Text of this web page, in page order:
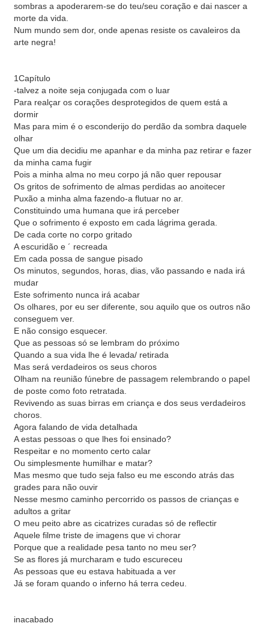
sombras a apoderarem-se do teu/seu coração e dai nascer a
morte da vida.
Num mundo sem dor, onde apenas resiste os cavaleiros da
arte negra!
1Capítulo
-talvez a noite seja conjugada com o luar
Para realçar os corações desprotegidos de quem está a
dormir
Mas para mim é o esconderijo do perdão da sombra daquele
olhar
Que um dia decidiu me apanhar e da minha paz retirar e fazer
da minha cama fugir
Pois a minha alma no meu corpo já não quer repousar
Os gritos de sofrimento de almas perdidas ao anoitecer
Puxão a minha alma fazendo-a flutuar no ar.
Constituindo uma humana que irá perceber
Que o sofrimento é exposto em cada lágrima gerada.
De cada corte no corpo gritado
A escuridão e ´ recreada
Em cada possa de sangue pisado
Os minutos, segundos, horas, dias, vão passando e nada irá
mudar
Este sofrimento nunca irá acabar
Os olhares, por eu ser diferente, sou aquilo que os outros não
conseguem ver.
E não consigo esquecer.
Que as pessoas só se lembram do próximo
Quando a sua vida lhe é levada/ retirada
Mas será verdadeiros os seus choros
Olham na reunião fúnebre de passagem relembrando o papel
de poste como foto retratada.
Revivendo as suas birras em criança e dos seus verdadeiros
choros.
Agora falando de vida detalhada
A estas pessoas o que lhes foi ensinado?
Respeitar e no momento certo calar
Ou simplesmente humilhar e matar?
Mas mesmo que tudo seja falso eu me escondo atrás das
grades para não ouvir
Nesse mesmo caminho percorrido os passos de crianças e
adultos a gritar
O meu peito abre as cicatrizes curadas só de reflectir
Aquele filme triste de imagens que vi chorar
Porque que a realidade pesa tanto no meu ser?
Se as flores já murcharam e tudo escureceu
As pessoas que eu estava habituada a ver
Já se foram quando o inferno há terra cedeu.
inacabado